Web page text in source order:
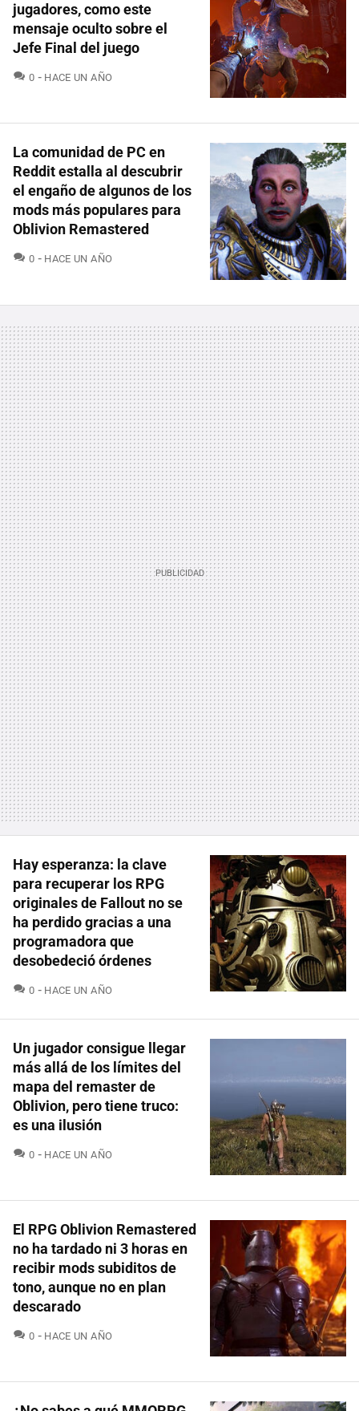
jugadores, como este
mensaje oculto sobre el
Jefe Final del juego
0 COMENTARIOS
HACE UN AÑO
La comunidad de PC en
Reddit estalla al descubrir
el engaño de algunos de los
mods más populares para
Oblivion Remastered
0 COMENTARIOS
HACE UN AÑO
Hay esperanza: la clave
para recuperar los RPG
originales de Fallout no se
ha perdido gracias a una
programadora que
desobedeció órdenes
0 COMENTARIOS
HACE UN AÑO
Un jugador consigue llegar
más allá de los límites del
mapa del remaster de
Oblivion, pero tiene truco:
es una ilusión
0 COMENTARIOS
HACE UN AÑO
El RPG Oblivion Remastered
no ha tardado ni 3 horas en
recibir mods subiditos de
tono, aunque no en plan
descarado
0 COMENTARIOS
HACE UN AÑO